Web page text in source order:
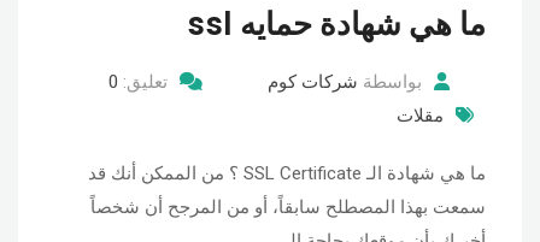
ما هي شهادة حمايه ssl
بواسطة شركات كوم تعليق: 0
مقلات
ما هي شهادة الـ SSL Certificate ؟ من الممكن أنك قد
سمعت بهذا المصطلح سابقاً، أو من المرجح أن شخصاً